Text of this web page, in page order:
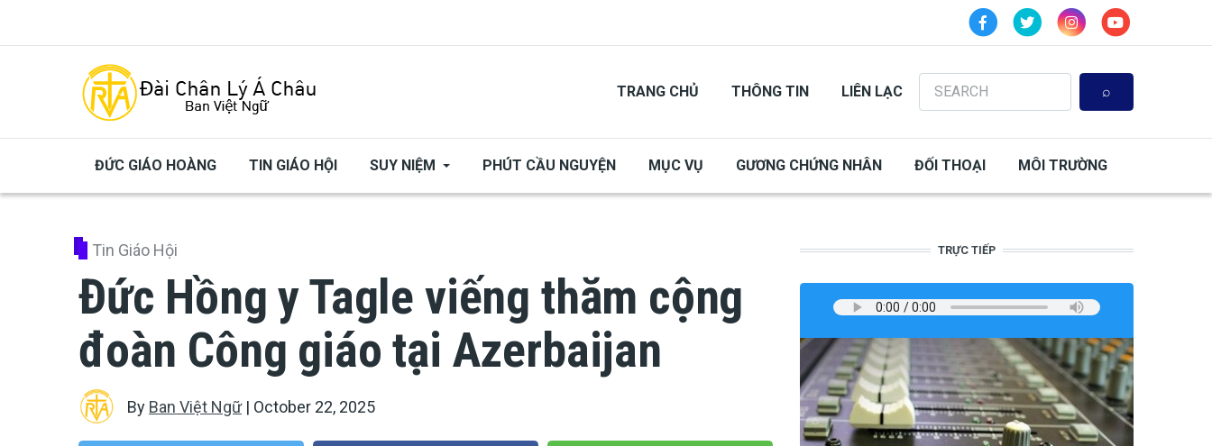
TRANG CHỦ THÔNG TIN LIÊN LẠC
Search
ĐỨC GIÁO HOÀNG TIN GIÁO HỘI SUY NIỆM PHÚT CẦU NGUYỆN MỤC VỤ GƯƠNG CHỨNG NHÂN ĐỐI THOẠI MÔI TRƯỜNG
Tin Giáo Hội
Đức Hồng y Tagle viếng thăm cộng
đoàn Công giáo tại Azerbaijan
By Ban Việt Ngữ| October 22, 2025
TRỰC TIẾP